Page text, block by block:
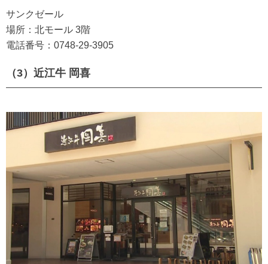
サンクゼール
場所：北モール 3階
電話番号：0748-29-3905
（3）近江牛 岡喜